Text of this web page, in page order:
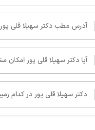
آدرس مطب دکتر سهیلا قلی پور کجا است؟
آیا دکتر سهیلا قلی پور امکان مشاوره آنلاین دارد؟
دکتر سهیلا قلی پور در کدام زمینه‌های پزشکی بیمار می‌پذیرد؟